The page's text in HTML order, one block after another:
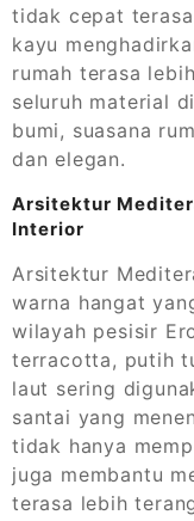
tidak cepat
kayu
rumah terasa
seluruh material
bumi, suasana
dan elegan.
Arsitektur
Interior
Arsitektur
warna hangat
wilayah pesisir
terracotta, putih
laut sering
santai yang
tidak hanya
juga membantu
terasa lebih